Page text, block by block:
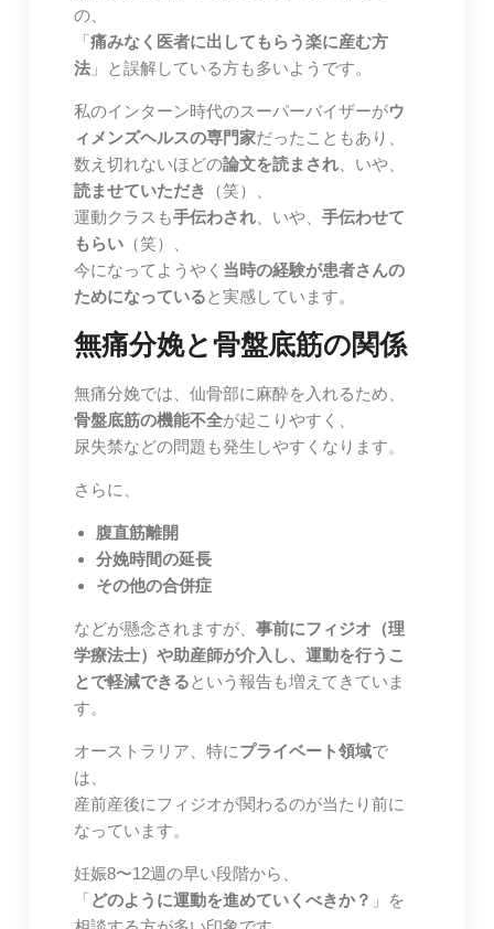
の、
「痛みなく医者に出してもらう楽に産む方
法」と誤解している方も多いようです。
私のインターン時代のスーパーバイザーがウ
ィメンズヘルスの専門家だったこともあり、
数え切れないほどの論文を読まされ、いや、
読ませていただき
（笑）、
運動クラスも手伝わされ、いや、 手伝わせて
もらい（笑）、
今になってようやく 当時の経験が患者さんの
ためになっていると実感しています。
無痛分娩と骨盤底筋の関係
無痛分娩では、仙骨部に麻酔を入れるため、
骨盤底筋の機能不全が起こりやすく、
尿失禁などの問題も発生しやすくなります。
さらに、
腹直筋離開
分娩時間の延長
その他の合併症
などが懸念されますが、 事前にフィジオ（理
学療法士）や助産師が介入し、運動を行うこ
とで軽減できるという報告も増えてきていま
す。
オーストラリア、特にプライベート領域で
は、
産前産後にフィジオが関わるのが当たり前に
なっています。
妊娠8〜12週の早い段階から、
「どのように運動を進めていくべきか？ 」を